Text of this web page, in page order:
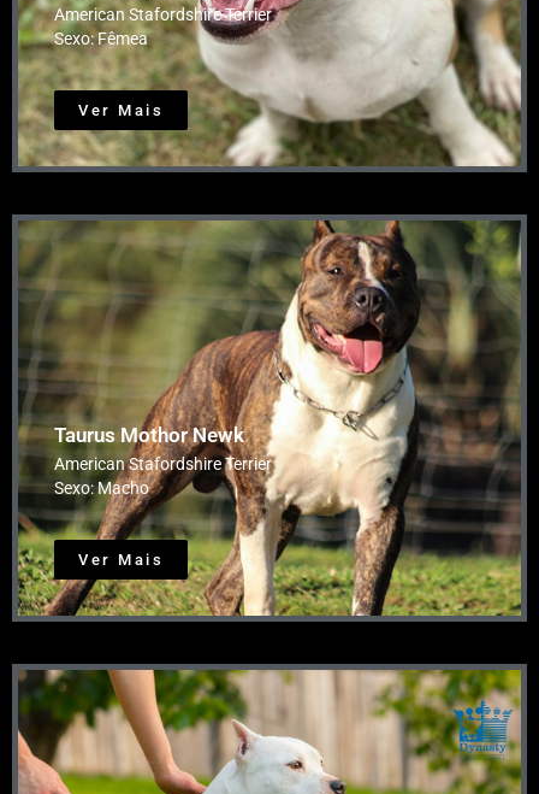
American Stafordshire Terrier
Sexo: Fêmea
Ver Mais
Taurus Mothor Newk
American Stafordshire Terrier
Sexo: Macho
Ver Mais